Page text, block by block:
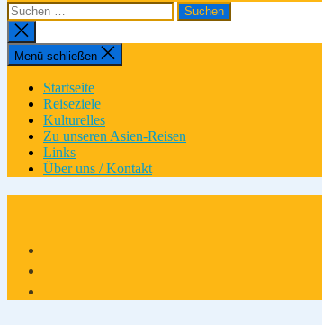
Suchen
nach:
Suche
schließen
Menü schließen
Startseite
Reiseziele
Kulturelles
Zu unseren Asien-Reisen
Links
Über uns / Kontakt